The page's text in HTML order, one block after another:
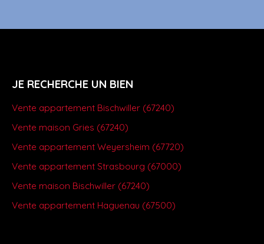
JE RECHERCHE UN BIEN
Vente appartement Bischwiller (67240)
Vente maison Gries (67240)
Vente appartement Weyersheim (67720)
Vente appartement Strasbourg (67000)
Vente maison Bischwiller (67240)
Vente appartement Haguenau (67500)